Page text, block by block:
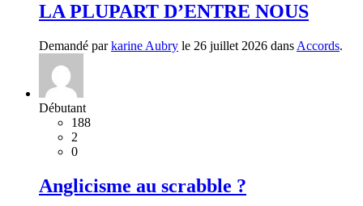
LA PLUPART D’ENTRE NOUS
Demandé parkarine Aubry le 26 juillet 2026 dans Accords.
Débutant
188
2
0
Anglicisme au scrabble ?